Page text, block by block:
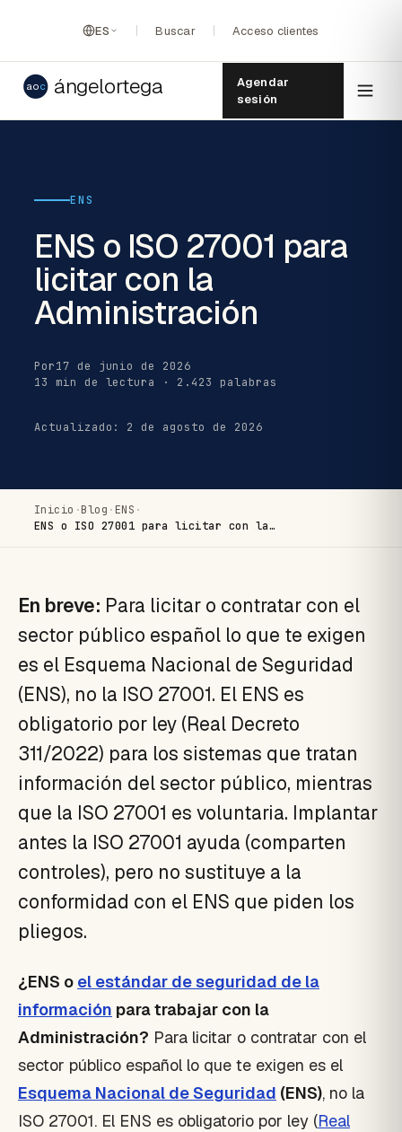
ES Buscar Acceso clientes
aoc ángelortega
Agendar
sesión
ENS
ENS o ISO 27001 para
licitar con la
Administración
Por17 de junio de 2026
13 min de lectura · 2.423 palabras
Actualizado: 2 de agosto de 2026
Inicio ·Blog · ENS ·
ENS o ISO 27001 para licitar con la…
En breve: Para licitar o contratar con el
sector público español lo que te exigen
es el Esquema Nacional de Seguridad
(ENS), no la ISO 27001. El ENS es
obligatorio por ley (Real Decreto
311/2022) para los sistemas que tratan
información del sector público, mientras
que la ISO 27001 es voluntaria. Implantar
antes la ISO 27001 ayuda (comparten
controles), pero no sustituye a la
conformidad con el ENS que piden los
pliegos.
¿ENS o el estándar de seguridad de la
información para trabajar con la
Administración? Para licitar o contratar con el
sector público español lo que te exigen es el
Esquema Nacional de Seguridad (ENS), no la
ISO 27001. El ENS es obligatorio por ley (Real